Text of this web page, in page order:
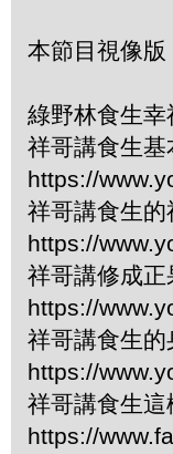
本節目視像版
綠野林食生幸
祥哥講食生
https://
祥哥講食生
https://
祥哥講修成
https://
祥哥講食生
https://
祥哥講食生
https://